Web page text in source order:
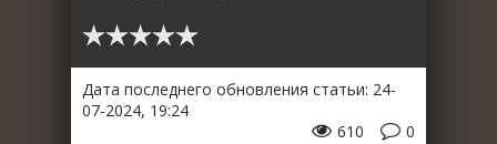
Дата последнего обновления статьи: 24-
07-2024, 19:24
0
610